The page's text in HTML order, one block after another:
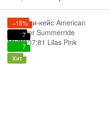
−15%
7
7
Хит